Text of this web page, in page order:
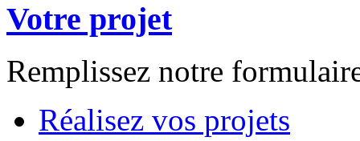
Votre projet
Remplissez notre
Réalisez vos projets